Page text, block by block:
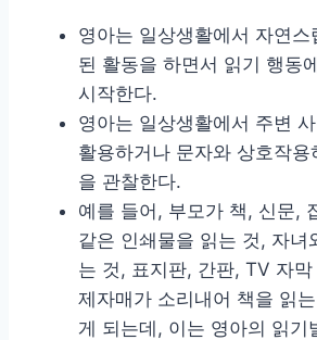
영아는 일상생활에서 자연스
된 활동을 하면서 읽기 행동
시작한다.
영아는 일상생활에서 주변
활용하거나 문자와 상호작
을 관찰한다.
예를 들어, 부모가 책, 신문,
같은 인쇄물을 읽는 것, 자녀
는 것, 표지판, 간판, TV 자
제자매가 소리내어 책을 읽
게 되는데, 이는 영아의 읽기